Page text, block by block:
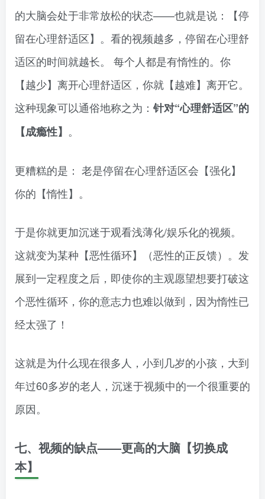
的大脑会处于非常放松的状态——也就是说：【停
留在心理舒适区】。看的视频越多，停留在心理舒
适区的时间就越长。 每个人都是有惰性的。你
【越少】离开心理舒适区，你就【越难】离开它。
这种现象可以通俗地称之为：针对“心理舒适区”的
【成瘾性】 。
更糟糕的是： 老是停留在心理舒适区会【强化】
你的【惰性】。
于是你就更加沉迷于观看浅薄化/娱乐化的视频。
这就变为某种【恶性循环】（恶性的正反馈）。发
展到一定程度之后，即使你的主观愿望想要打破这
个恶性循环，你的意志力也难以做到，因为惰性已
经太强了！
这就是为什么现在很多人，小到几岁的小孩，大到
年过60多岁的老人，沉迷于视频中的一个很重要的
原因。
七、视频的缺点——更高的大脑【切换成
本】